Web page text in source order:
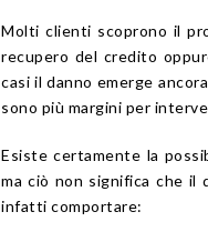
Molti clienti scoprono il
recupero del credito
casi il danno emerge
sono più margini per
Esiste certamente la
ma ciò non significa che il
infatti comportare: